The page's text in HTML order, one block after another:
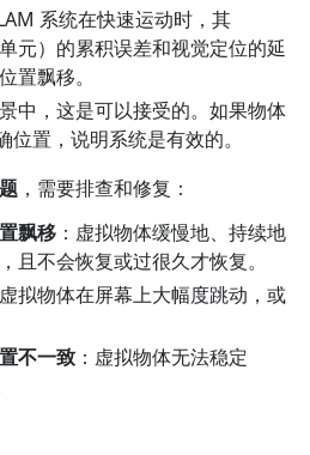
系统在快速运动时，其
元）的累积误差和视觉定位的延
置飘移。
中，这是可以接受的。如果物体
位置，说明系统是有效的。
，需要排查和修复：
飘移 ：虚拟物体缓慢地、持续地
且不会恢复或过很久才恢复。
虚拟物体在屏幕上大幅度跳动，或
不一致 ：虚拟物体无法稳定